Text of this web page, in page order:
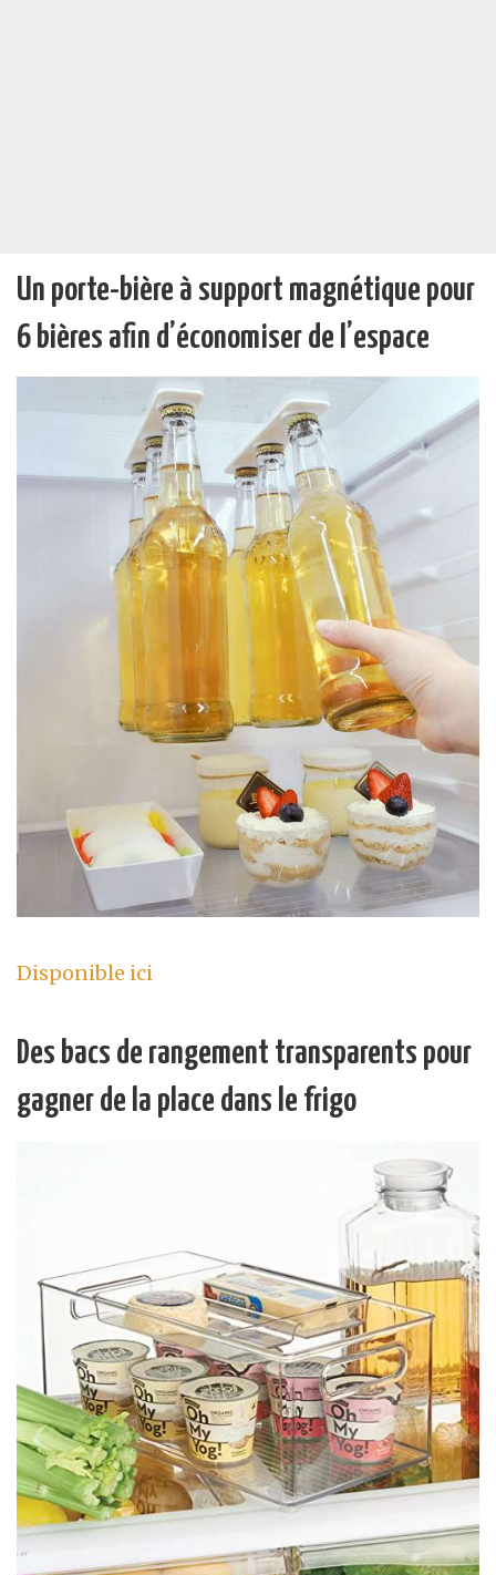
Un porte-bière à support magnétique pour
6 bières afin d’économiser de l’espace
Disponible ici
Des bacs de rangement transparents pour
gagner de la place dans le frigo